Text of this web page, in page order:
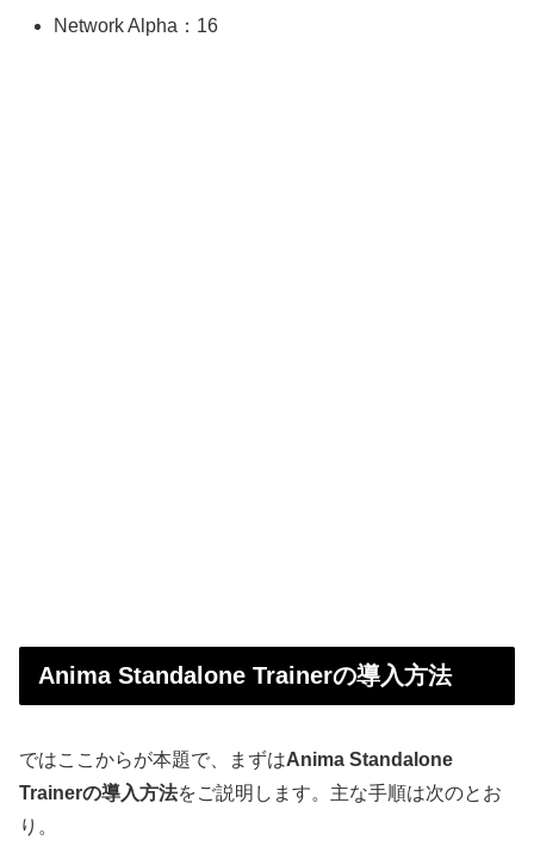
Network Alpha：16
Anima Standalone Trainerの導入方法
ではここからが本題で、まずはAnima Standalone
Trainerの導入方法をご説明します。主な手順は次のとお
り。